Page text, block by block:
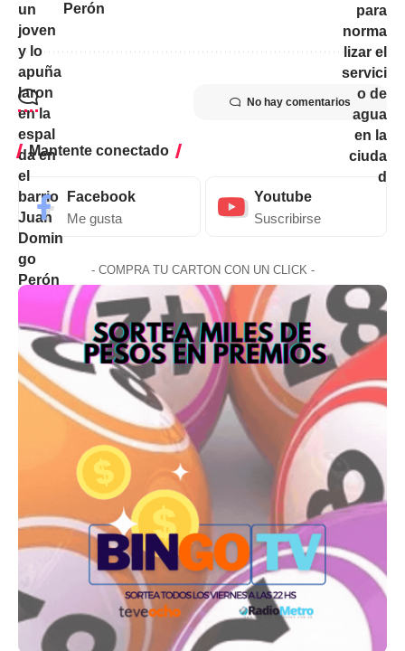
Perón
No hay comentarios
Mantente conectado
Facebook
Me gusta
Youtube
Suscribirse
- COMPRA TU CARTON CON UN CLICK -